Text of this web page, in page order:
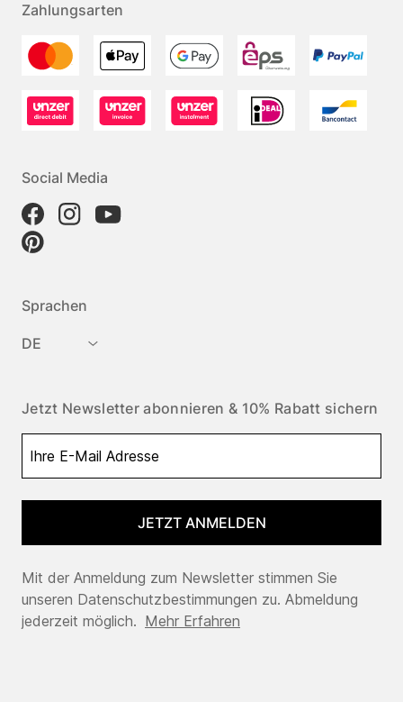
Zahlungsarten
Social Media
Sprachen
DE
Jetzt Newsletter abonnieren & 10% Rabatt sichern
JETZT ANMELDEN
Mit der Anmeldung zum Newsletter stimmen Sie
unseren Datenschutzbestimmungen zu. Abmeldung
jederzeit möglich. Mehr Erfahren